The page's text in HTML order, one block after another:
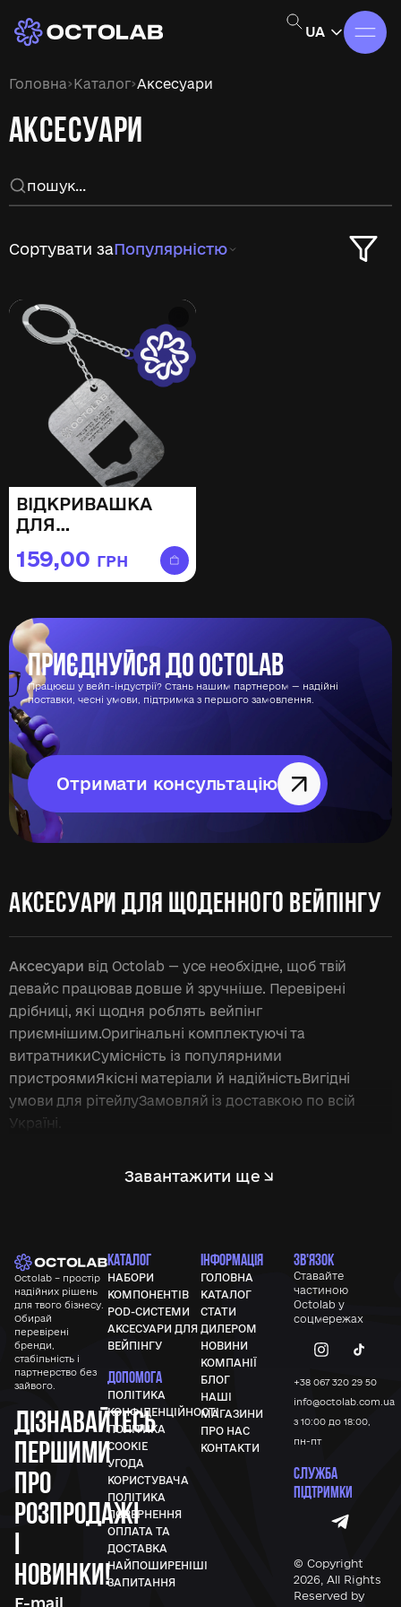
UA
Головна›Каталог›Аксесуари
АКСЕСУАРИ
Сортувати заПопулярністю
ВІДКРИВАШКА
ДЛЯ
АРОМАТИЗАТОРІВ
OCTOLAB
159,00 ГРН
Приєднуйся до Octolab
Працюєш у вейп-індустрії? Стань нашим партнером — надійні
поставки, чесні умови, підтримка з першого замовлення.
Отримати консультацію
АКСЕСУАРИ ДЛЯ ЩОДЕННОГО ВЕЙПІНГУ
Аксесуари від Octolab — усе необхідне, щоб твій
девайс працював довше й зручніше. Перевірені
дрібниці, які щодня роблять вейпінг
приємнішим.Оригінальні комплектуючі та
витратникиСумісність із популярними
пристроямиЯкісні матеріали й надійністьВигідні
умови для рітейлуЗамовляй із доставкою по всій
Україні.
Завантажити ще
Octolab – простір
надійних рішень
для твого бізнесу.
Обирай
перевірені
бренди,
стабільність і
партнерство без
зайвого.
Дізнавайтесь
першими
про
розпродажі
і
новинки!
КАТАЛОГ
НАБОРИ
КОМПОНЕНТІВ
POD-СИСТЕМИ
АКСЕСУАРИ ДЛЯ
ВЕЙПІНГУ
ДОПОМОГА
ПОЛІТИКА
КОНФІДЕНЦІЙНОСТІ
ПОЛІТИКА
COOKIE
УГОДА
КОРИСТУВАЧА
ПОЛІТИКА
ПОВЕРНЕННЯ
ОПЛАТА ТА
ДОСТАВКА
НАЙПОШИРЕНІШІ
ЗАПИТАННЯ
ІНФОРМАЦІЯ
ГОЛОВНА
КАТАЛОГ
СТАТИ
ДИЛЕРОМ
НОВИНИ
КОМПАНІЇ
БЛОГ
НАШІ
МАГАЗИНИ
ПРО НАС
КОНТАКТИ
ЗВ'ЯЗОК
Ставайте
частиною
Octolab у
соцмережах
+38 067 320 29 50
info@octolab.com.ua
з 10:00 до 18:00,
пн-пт
СЛУЖБА
ПІДТРИМКИ
© Copyright
2026, All Rights
Reserved by